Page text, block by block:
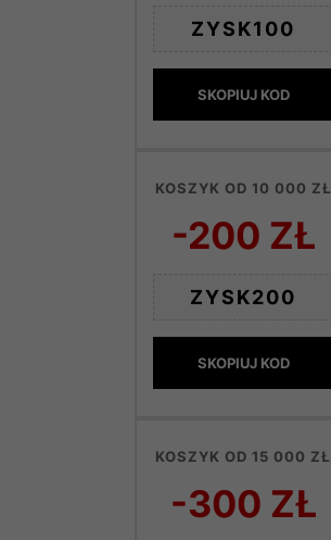
ZYSK100
SKOPIUJ KOD
KOSZYK OD 10 000 ZŁ
-200 ZŁ
ZYSK200
SKOPIUJ KOD
KOSZYK OD 15 000 ZŁ
-300 ZŁ